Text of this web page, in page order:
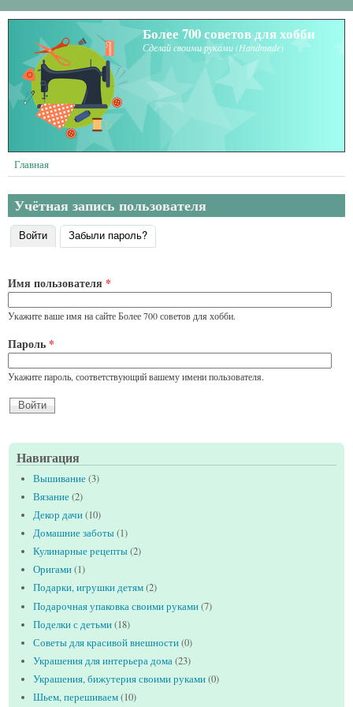
Перейти к основному содержанию
Более 700 советов для хобби
Сделай своими руками (Handmade)
Главная
Учётная запись пользователя
Главные вкладки
Войти (активная вкладка)
Забыли пароль?
Имя пользователя *
Укажите ваше имя на сайте Более 700 советов для хобби.
Пароль *
Укажите пароль, соответствующий вашему имени пользователя.
Навигация
Вышивание(3)
Вязание(2)
Декор дачи(10)
Домашние заботы(1)
Кулинарные рецепты(2)
Оригами(1)
Подарки, игрушки детям(2)
Подарочная упаковка своими руками(7)
Поделки с детьми(18)
Советы для красивой внешности(0)
Украшения для интерьера дома(23)
Украшения, бижутерия своими руками(0)
Шьем, перешиваем(10)